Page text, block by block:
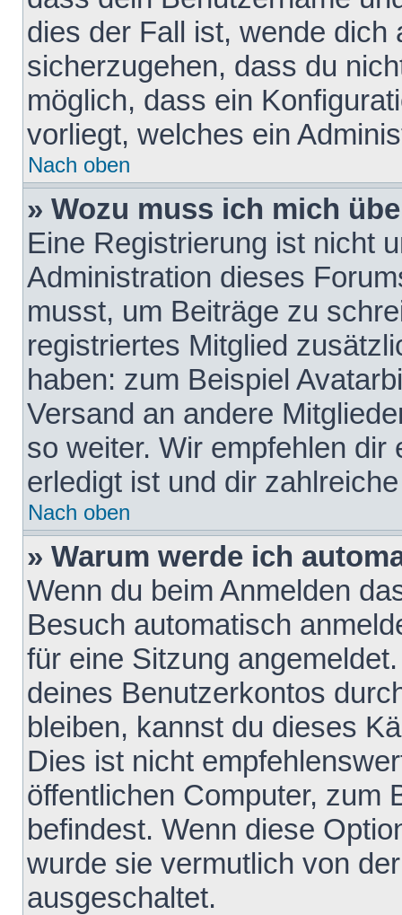
dies der Fall ist, wende dich
sicherzugehen, dass du
möglich, dass ein
vorliegt, welches ein
Nach oben
» Wozu muss ich mich
Eine Registrierung ist nicht
Administration dieses
musst, um Beiträge zu
registriertes Mitglied
haben: zum Beispiel
Versand an andere
so weiter. Wir empfehlen
erledigt ist und dir
Nach oben
» Warum werde ich
Wenn du beim Anmelden
Besuch automatisch
für eine Sitzung
deines Benutzerkontos
bleiben, kannst du dieses
Dies ist nicht
öffentlichen Computer, zum
befindest. Wenn diese
wurde sie vermutlich von
ausgeschaltet.